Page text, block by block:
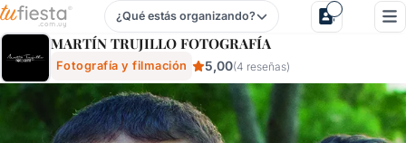
MartÍn Trujillo FotografÍa - Fotografía Y Filmación Para
¿Qué estás organizando?
MARTÍN TRUJILLO FOTOGRAFÍA
Fotografía y filmación 5,00(4 reseñas)